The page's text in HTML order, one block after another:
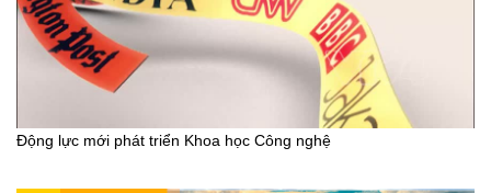
Động lực mới phát triển Khoa học Công nghệ